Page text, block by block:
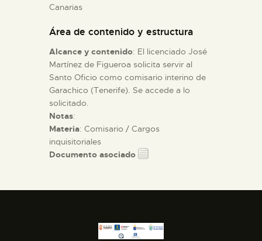
ESPAÑOL
Canarias
Área de contenido y estructura
Alcance y contenido: El licenciado José
Martínez de Figueroa solicita servir al
Santo Oficio como comisario interino de
Garachico (Tenerife). Se accede a lo
solicitado.
Notas:
Materia: Comisario / Cargos
inquisitoriales
Documento asociado